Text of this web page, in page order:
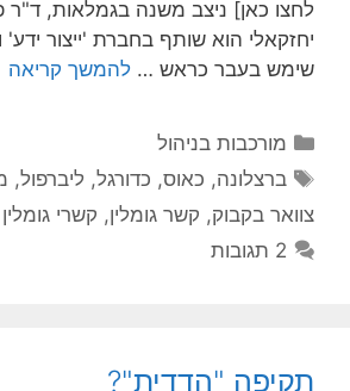
לחצו כאן] ניצב משנה בגמלאות, ד"ר
יחזקאלי הוא שותף בחברת 'ייצור
שימש בעבר כראש … להמשך קריאה
קטגוריות
מורכבות בניהול
תגיות
ברצלונה, כאוס, כדורגל, ליברפול,
צוואר בקבוק, קשר גומלין, קשרי גומלין
2 תגובות
תקיפה "הדדית"?